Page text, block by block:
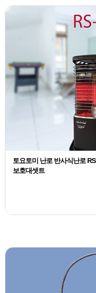
토요토미 난로 반사식난로
보호대셋트